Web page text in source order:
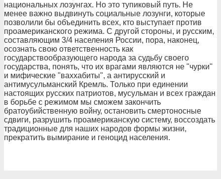
национальных лозунгах. Но это тупиковый путь. Не
менее важно выдвинуть социальные лозунги, которые
позволили бы объединить всех, кто выступает против
проамериканского режима. С другой стороны, и русским,
составляющим 3/4 населения России, пора, наконец,
осознать свою ответственность как
государствообразующего народа за судьбу своего
государства, понять, что их врагами являются не "чурки"
и мифические "ваххабиты", а антирусский и
антимусульманский Кремль. Только при единении
настоящих русских патриотов, мусульман и всех граждан
в борьбе с режимом мы сможем закончить
братоубийственную войну, остановить смертоносные
сдвиги, разрушить проамериканскую систему, воссоздать
традиционные для наших народов формы жизни,
прекратить вымирание и геноцид населения.